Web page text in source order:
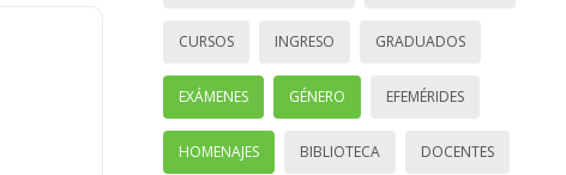
CURSOS INGRESO GRADUADOS
EXÁMENES GÉNERO EFEMÉRIDES
HOMENAJES BIBLIOTECA DOCENTES